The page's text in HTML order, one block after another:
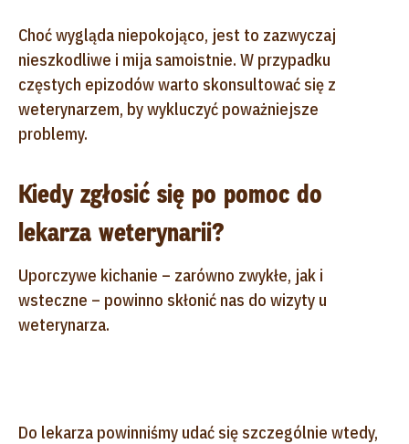
Choć wygląda niepokojąco, jest to zazwyczaj
nieszkodliwe i mija samoistnie. W przypadku
częstych epizodów warto skonsultować się z
weterynarzem, by wykluczyć poważniejsze
problemy.
Kiedy zgłosić się po pomoc do
lekarza weterynarii?
Uporczywe kichanie – zarówno zwykłe, jak i
wsteczne – powinno skłonić nas do wizyty u
weterynarza.
Do lekarza powinniśmy udać się szczególnie wtedy,